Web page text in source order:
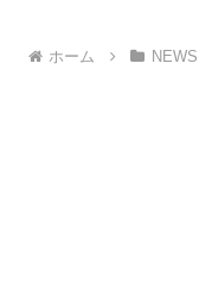
ホーム NEWS